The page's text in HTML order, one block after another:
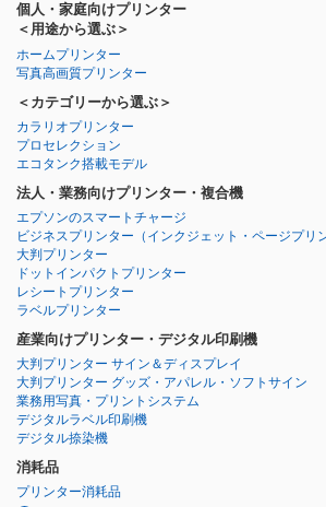
個人・家庭向けプリンター
＜用途から選ぶ＞
ホームプリンター
写真高画質プリンター
＜カテゴリーから選ぶ＞
カラリオプリンター
プロセレクション
エコタンク搭載モデル
法人・業務向けプリンター・複合機
エプソンのスマートチャージ
ビジネスプリンター （インクジェット・ページプリ
大判プリンター
ドットインパクトプリンター
レシートプリンター
ラベルプリンター
産業向けプリンター・デジタル印刷機
大判プリンター サイン＆ディスプレイ
大判プリンター グッズ・アパレル・ソフトサイン
業務用写真・プリントシステム
デジタルラベル印刷機
デジタル捺染機
消耗品
プリンター消耗品